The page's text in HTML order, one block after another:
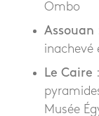
Ombo
Assouan
inachevé
Le Caire
Musée